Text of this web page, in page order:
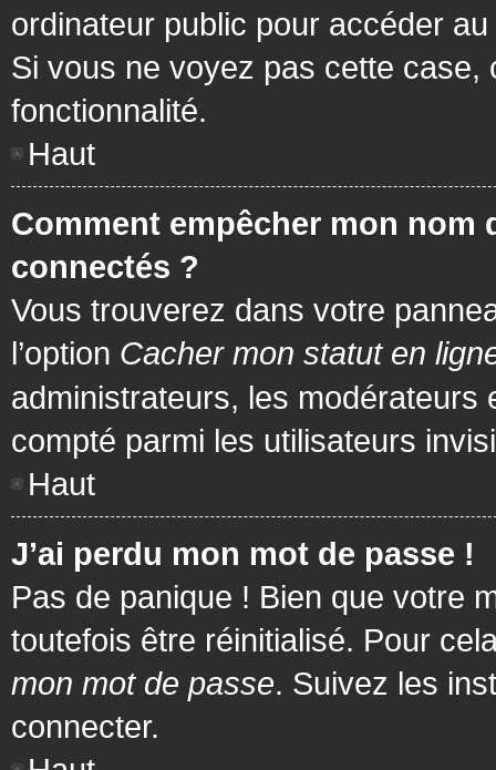
ordinateur public pour accéder
Si vous ne voyez pas cette case,
fonctionnalité.
Haut
Comment empêcher mon nom
connectés ?
Vous trouverez dans votre
l’option Cacher mon statut en
administrateurs, les
compté parmi les utilisateurs
Haut
J’ai perdu mon mot de passe !
Pas de panique ! Bien que votre
toutefois être réinitialisé. Pour
mon mot de passe. Suivez les
connecter.